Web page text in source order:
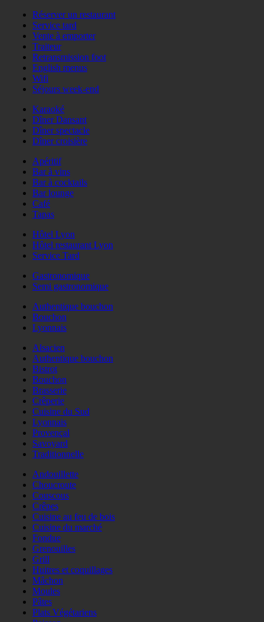
Réserver un restaurant
Service tard
Vente à emporter
Traiteur
Retransmission foot
English menus
Wifi
Séjours week-end
Karaoké
Dîner Dansant
Dîner spectacle
Dîner croisière
Apéritif
Bar à vins
Bar à cocktails
Bar lounge
Café
Tapas
Hôtel Lyon
Hôtel restaurant Lyon
Service Tard
Gastronomique
Semi gastronomique
Authentique bouchon
Bouchon
Lyonnais
Alsacien
Authentique bouchon
Bistrot
Bouchon
Brasserie
Crêperie
Cuisine du Sud
Lyonnais
Provençal
Savoyard
Traditionnelle
Andouillette
Choucroute
Couscous
Crêpes
Cuisine au feu de bois
Cuisine du marché
Fondue
Grenouilles
Grill
Huitres et coquillages
Mâchon
Moules
Pâtes
Plats Végétariens